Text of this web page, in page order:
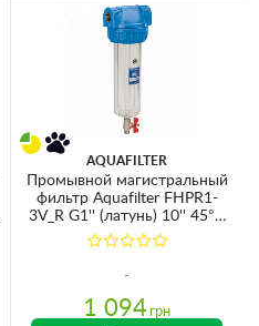
AQUAFILTER
Промывной магистральный
фильтр Aquafilter FHPR1-
3V_R G1'' (латунь) 10'' 45°C
6bar без картриджа
1 094 грн